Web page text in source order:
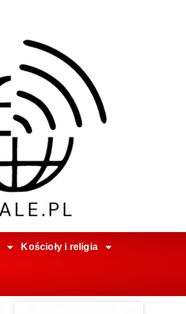
Kościoły i religia